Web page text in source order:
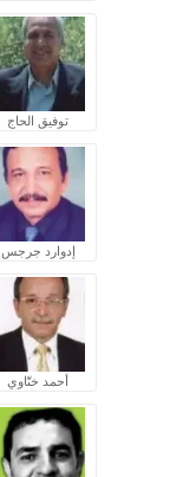
توفيق الحاج
إدوارد جرجس
أحمد ختّاوي